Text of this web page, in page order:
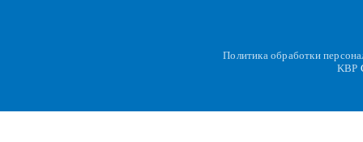
Политика обработки
KBP